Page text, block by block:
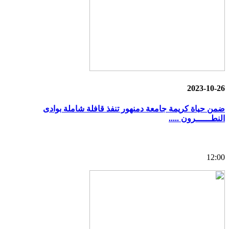
2023-10-26
ضمن حياة كريمة جامعة دمنهور تنفذ قافلة شاملة بوادى
النطــــــرون .....
12:00